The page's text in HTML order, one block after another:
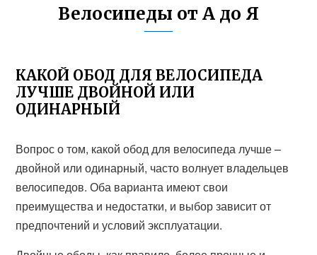
Велосипеды от А до Я
КАКОЙ ОБОД ДЛЯ ВЕЛОСИПЕДА
ЛУЧШЕ ДВОЙНОЙ ИЛИ
ОДИНАРНЫЙ
Вопрос о том, какой обод для велосипеда лучше –
двойной или одинарный, часто волнует владельцев
велосипедов. Оба варианта имеют свои
преимущества и недостатки, и выбор зависит от
предпочтений и условий эксплуатации.